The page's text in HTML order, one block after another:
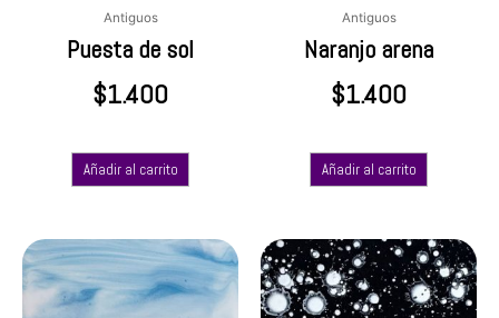
Antiguos
Puesta de sol
$1.400
Añadir al carrito
Antiguos
Naranjo arena
$1.400
Añadir al carrito